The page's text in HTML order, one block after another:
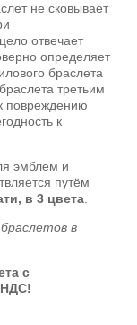
не сковывает
отвечает
определяет
браслета
третьим
повреждению
к
эмблем и
путём
в 3 цвета.
в
с
НДС!